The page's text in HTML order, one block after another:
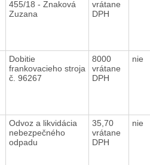
455/18 - Znaková
Zuzana
vrátane
DPH
Dobitie
frankovacieho stroja
č. 96267
8000
vrátane
DPH
nie
Odvoz a likvidácia
nebezpečného
odpadu
35,70
vrátane
DPH
nie